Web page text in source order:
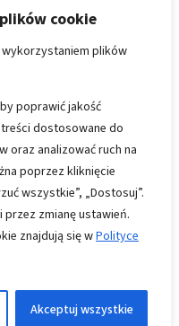
cookie
plików
poprawić jakość
dostosowane do
oraz analizować ruch na
poprzez kliknięcie
wszystkie”, „Dostosuj”.
przez zmianę ustawień.
znajdują się wPolityce
Akceptuj wszystkie